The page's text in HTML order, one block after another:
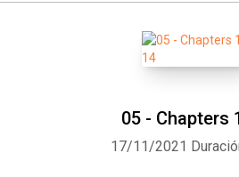
05 - Chapters
17/11/2021